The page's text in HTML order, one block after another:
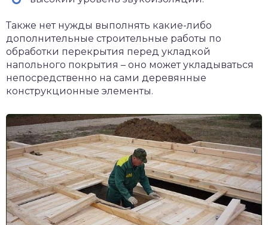
Также нет нужды выполнять какие-либо
дополнительные строительные работы по
обработки перекрытия перед укладкой
напольного покрытия – оно может укладываться
непосредственно на сами деревянные
конструкционные элементы.